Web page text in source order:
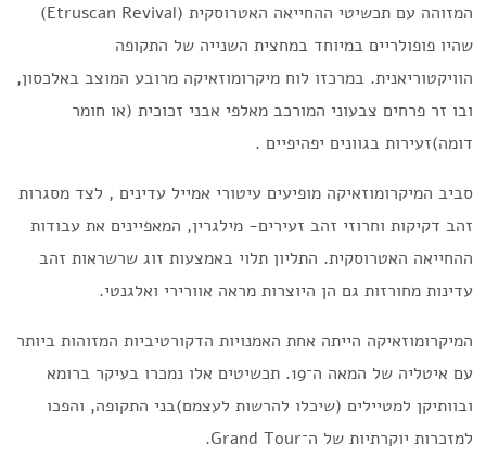
המזוהה עם תכשיטי ההחייאה האטרוסקית (Etruscan Revival)
שהיו פופולריים במיוחד במחצית השנייה של התקופה
הוויקטוריאנית. במרכזו לוח מיקרומוזאיקה מרובע המוצב באלכסון,
ובו זר פרחים צבעוני המורכב מאלפי אבני זכוכית (או חומר
דומה)זעירות בגוונים יפהיפיים .
סביב המיקרומוזאיקה מופיעים עיטורי אמייל עדינים , לצד מסגרות
זהב דקיקות וחרוזי זהב זעירים- מילגרין, המאפיינים את עבודות
ההחייאה האטרוסקית. התליון תלוי באמצעות זוג שרשראות זהב
עדינות מחורזות גם הן היוצרות מראה אוורירי ואלגנטי.
המיקרומוזאיקה הייתה אחת האמנויות הדקורטיביות המזוהות ביותר
עם איטליה של המאה ה־19. תכשיטים אלו נמכרו בעיקר ברומא
ובוותיקן למטיילים (שיכלו להרשות לעצמם)בני התקופה, והפכו
למזכרות יוקרתיות של ה־Grand Tour.